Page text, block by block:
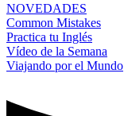
NOVEDADES
Common Mistakes
Practica tu Inglés
Vídeo de la Semana
Viajando por el Mundo